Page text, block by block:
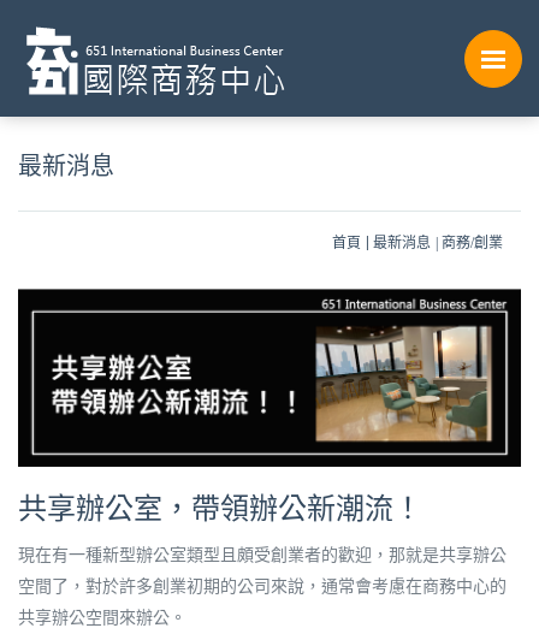
最新消息
首頁 最新消息 商務/創業
共享辦公室，帶領辦公新潮流！
現在有一種新型辦公室類型且頗受創業者的歡迎，那就是共享辦公
空間了，對於許多創業初期的公司來說，通常會考慮在商務中心的
共享辦公空間來辦公。